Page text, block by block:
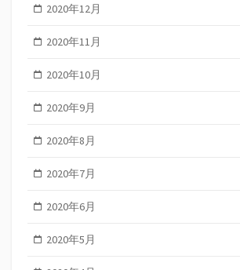
2020年12月
2020年11月
2020年10月
2020年9月
2020年8月
2020年7月
2020年6月
2020年5月